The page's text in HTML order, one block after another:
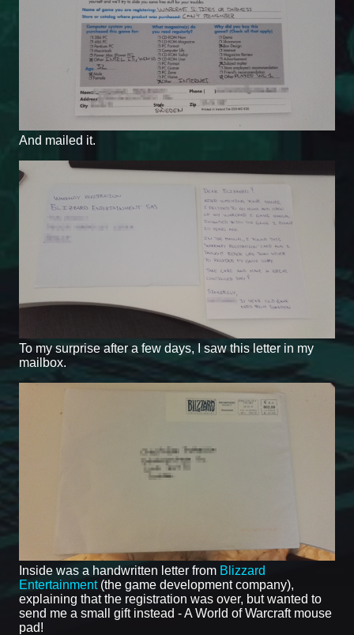
And mailed it.
To my surprise after a few days, I saw this letter in my
mailbox.
Inside was a handwritten letter from Blizzard
Entertainment(the game development company),
explaining that the registration was over, but wanted to
send me a small gift instead - A World of Warcraft mouse
pad!